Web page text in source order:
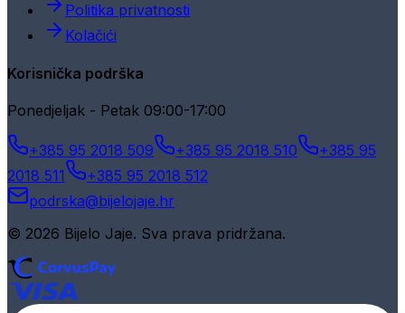
Politika privatnosti
Kolačići
Korisnička podrška
Ponedjeljak - Petak 09:00-17:00
+385 95 2018 509 +385 95 2018 510
+385 95
2018 511
+385 95 2018 512
podrska@bijelojaje.hr
© 2026 Bijelo Jaje. Sva prava pridržana.